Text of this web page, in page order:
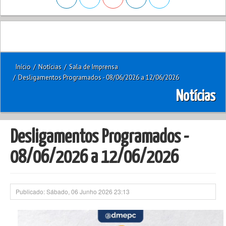
Início / Notícias / Sala de Imprensa
/ Desligamentos Programados - 08/06/2026 a 12/06/2026
Notícias
Desligamentos Programados -
08/06/2026 a 12/06/2026
Publicado: Sábado, 06 Junho 2026 23:13